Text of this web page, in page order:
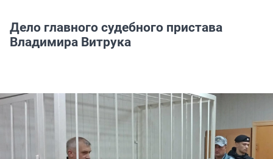
Дело главного судебного пристава
Владимира Витрука